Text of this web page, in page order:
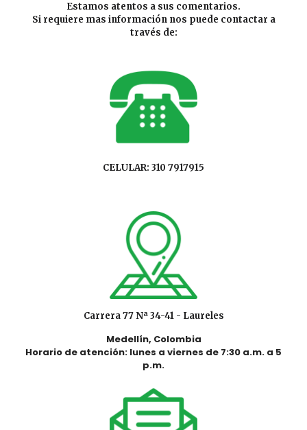
Estamos atentos a sus comentarios.
Si requiere mas información nos puede contactar a
través de:
CELULAR: 310 7917915
Carrera 77 Nª 34-41 - Laureles
Medellín, Colombia
Horario de atención: lunes a viernes de 7:30 a.m. a 5
p.m.